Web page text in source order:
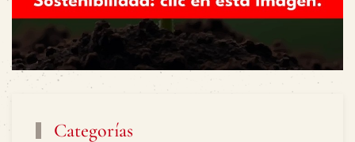
Categorías